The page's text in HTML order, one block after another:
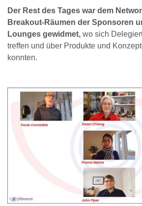
Der Rest des Tages war dem
Breakout-Räumen der Sponsoren
Lounges gewidmet, wo sich
treffen und über Produkte und
konnten.